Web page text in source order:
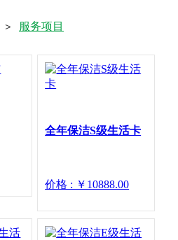
> 服务项目
全年保洁S级生活卡
价格 : ￥10888.00